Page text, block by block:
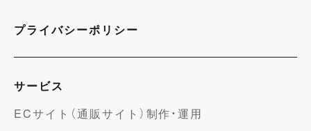
プライバシーポリシー
サービス
ECサイト（通販サイト）制作・運用